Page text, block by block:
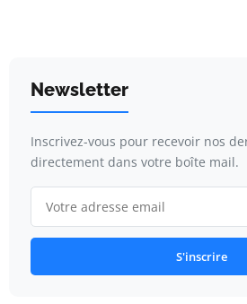
Newsletter
Inscrivez-vous pour recevoir nos
directement dans votre boîte mail.
S'inscrire